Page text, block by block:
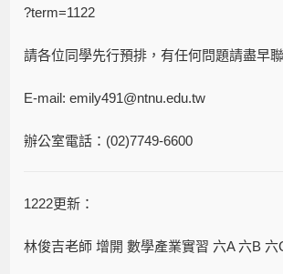
?term=1122
請各位同學先行預排，有任何問題請盡早
E-mail: emily491@ntnu.edu.tw
辦公室電話：(02)7749-6600
1222更新：
林俊吉老師 增開 數學產業實習 六A 六B 六